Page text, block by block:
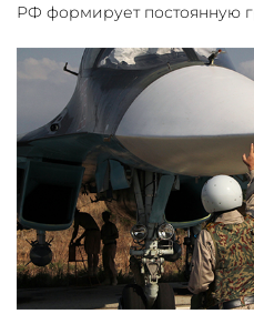
РФ формирует постоянную